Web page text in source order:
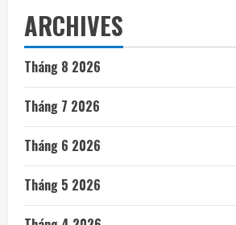
ARCHIVES
Tháng 8 2026
Tháng 7 2026
Tháng 6 2026
Tháng 5 2026